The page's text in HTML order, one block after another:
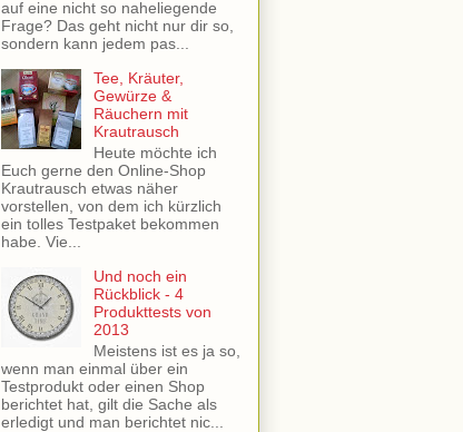
auf eine nicht so naheliegende
Frage? Das geht nicht nur dir so,
sondern kann jedem pas...
Tee, Kräuter,
Gewürze &
Räuchern mit
Krautrausch
Heute möchte ich
Euch gerne den Online-Shop
Krautrausch etwas näher
vorstellen, von dem ich kürzlich
ein tolles Testpaket bekommen
habe. Vie...
Und noch ein
Rückblick - 4
Produkttests von
2013
Meistens ist es ja so,
wenn man einmal über ein
Testprodukt oder einen Shop
berichtet hat, gilt die Sache als
erledigt und man berichtet nic...